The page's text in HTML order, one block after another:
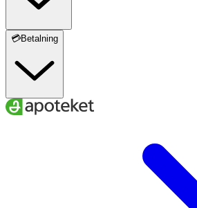
💳Betalning